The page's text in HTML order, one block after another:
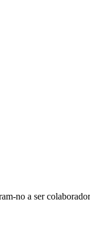
no a ser